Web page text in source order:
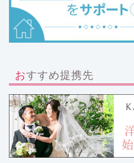
おすすめ提携先